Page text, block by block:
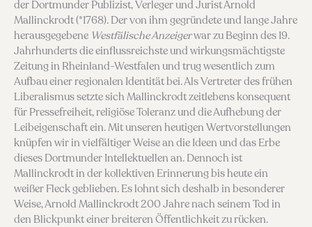
der Dortmunder Publizist, Verleger und Jurist Arnold
Mallinckrodt (*1768). Der von ihm gegründete und lange Jahre
herausgegebene Westfälische Anzeigerwar zu Beginn des 19.
Jahrhunderts die einflussreichste und wirkungsmächtigste
Zeitung in Rheinland-Westfalen und trug wesentlich zum
Aufbau einer regionalen Identität bei. Als Vertreter des frühen
Liberalismus setzte sich Mallinckrodt zeitlebens konsequent
für Pressefreiheit, religiöse Toleranz und die Aufhebung der
Leibeigenschaft ein. Mit unseren heutigen Wertvorstellungen
knüpfen wir in vielfältiger Weise an die Ideen und das Erbe
dieses Dortmunder Intellektuellen an. Dennoch ist
Mallinckrodt in der kollektiven Erinnerung bis heute ein
weißer Fleck geblieben. Es lohnt sich deshalb in besonderer
Weise, Arnold Mallinckrodt 200 Jahre nach seinem Tod in
den Blickpunkt einer breiteren Öffentlichkeit zu rücken.